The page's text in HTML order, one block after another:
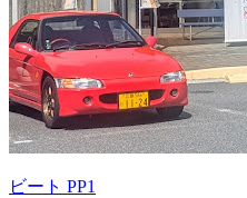
ビート PP1